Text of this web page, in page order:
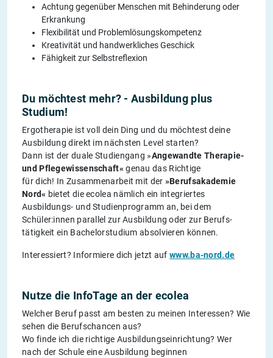
Achtung gegenüber Menschen mit Behinderung oder
Erkrankung
Flexibilität und Problemlösungskompetenz
Kreativität und handwerkliches Geschick
Fähigkeit zur Selbstreflexion
Du möchtest mehr? - Ausbildung plus
Studium!
Ergotherapie ist voll dein Ding und du möchtest deine
Ausbildung direkt im nächsten Level starten?
Dann ist der duale Studiengang »Angewandte Therapie-
und Pflegewissenschaft« genau das Richtige
für dich! In Zusammenarbeit mit der »Berufsakademie
Nord« bietet die ecolea nämlich ein integriertes
Ausbildungs- und Studienprogramm an, bei dem
Schüler:innen parallel zur Ausbildung oder zur Berufs-
tätigkeit ein Bachelorstudium absolvieren können.
Interessiert? Informiere dich jetzt auf www.ba-nord.de
Nutze die InfoTage an der ecolea
Welcher Beruf passt am besten zu meinen Interessen? Wie
sehen die Berufschancen aus?
Wo finde ich die richtige Ausbildungseinrichtung? Wer
nach der Schule eine Ausbildung beginnen